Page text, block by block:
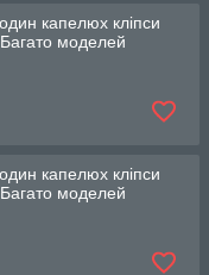
капелюх кліпси
моделей
капелюх кліпси
моделей